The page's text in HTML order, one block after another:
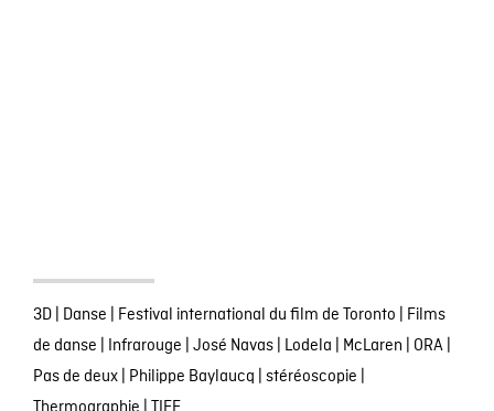
3D| Danse Festival international du film de Toronto Films
de danse Infrarouge José Navas| Lodela McLaren ORA|
Pas de deux| Philippe Baylaucq stéréoscopie